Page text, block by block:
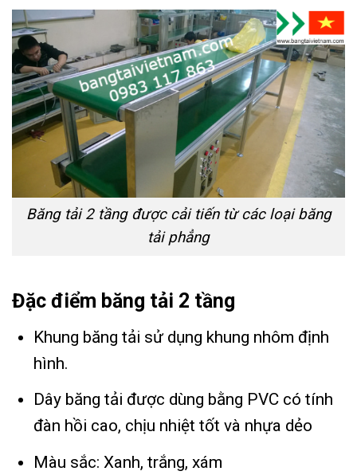
Băng tải 2 tầng được cải tiến từ các loại băng
tải phẳng
Đặc điểm băng tải 2 tầng
Khung băng tải sử dụng khung nhôm định
hình.
Dây băng tải được dùng bằng PVC có tính
đàn hồi cao, chịu nhiệt tốt và nhựa dẻo
Màu sắc: Xanh, trắng, xám